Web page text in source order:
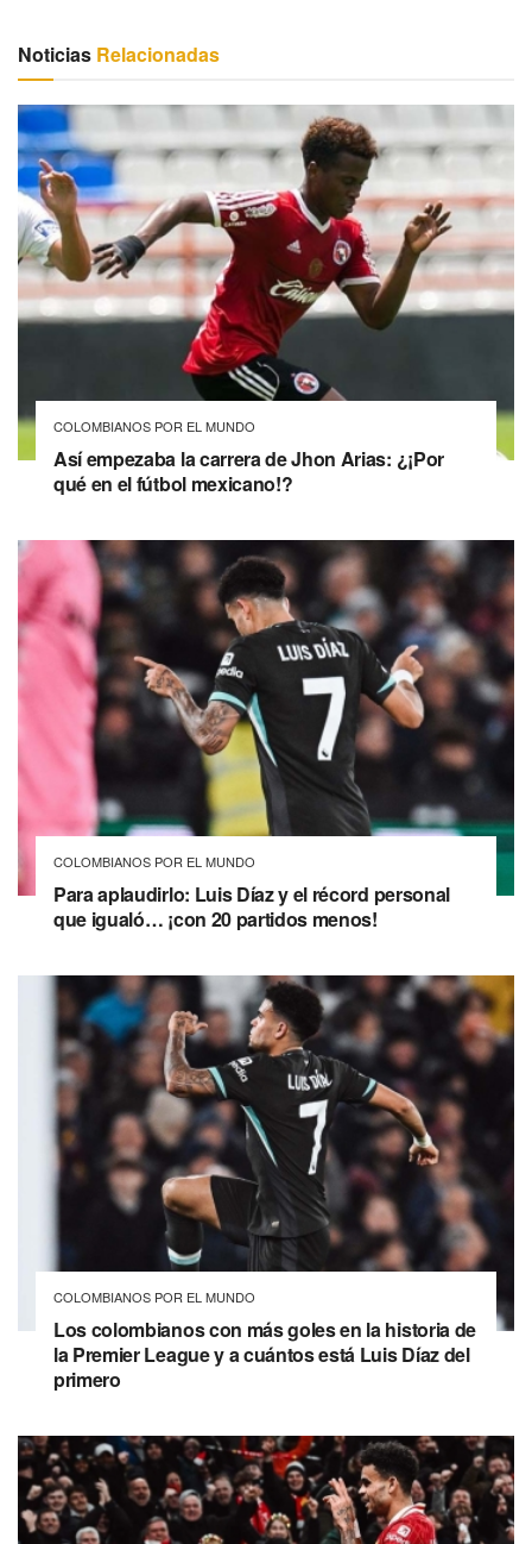
Noticias Relacionadas
COLOMBIANOS POR EL MUNDO
Así empezaba la carrera de Jhon Arias: ¿¡Por
qué en el fútbol mexicano!?
COLOMBIANOS POR EL MUNDO
Para aplaudirlo: Luis Díaz y el récord personal
que igualó… ¡con 20 partidos menos!
COLOMBIANOS POR EL MUNDO
Los colombianos con más goles en la historia de
la Premier League y a cuántos está Luis Díaz del
primero